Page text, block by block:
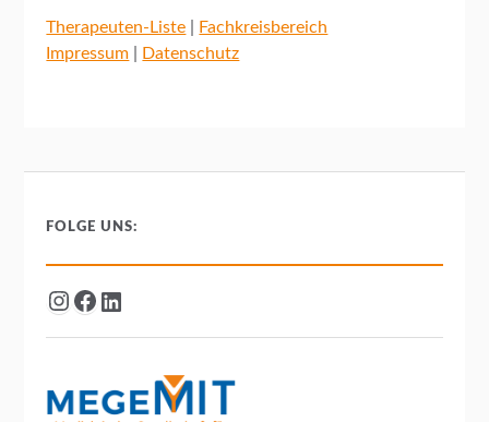
Therapeuten-Liste
Fachkreisbereich
Impressum
Datenschutz
FOLGE UNS: